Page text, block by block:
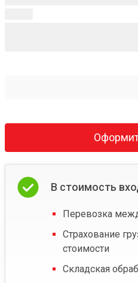
В стоимость
Перевозка
Страхование
стоимости
Складская